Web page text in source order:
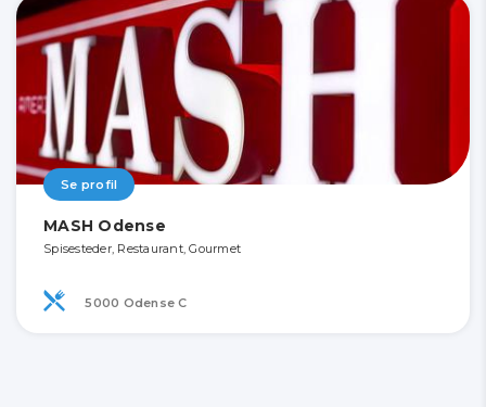
Se profil
MASH Odense
Spisesteder, Restaurant, Gourmet
5000 Odense C